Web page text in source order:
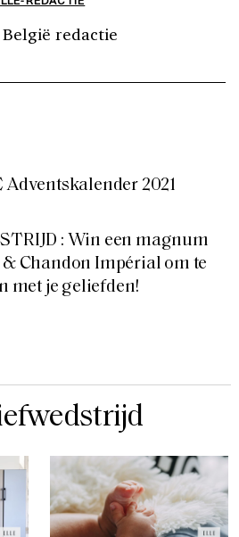
België redactie
Adventskalender 2021
: Win een magnum
Chandon Impérial om te
met je geliefden!